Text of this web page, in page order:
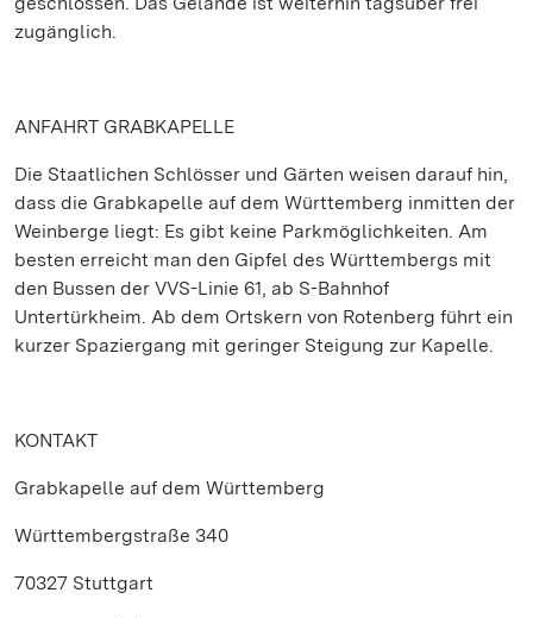
zugänglich.
ANFAHRT GRABKAPELLE
Die Staatlichen Schlösser und Gärten weisen darauf hin,
dass die Grabkapelle auf dem Württemberg inmitten der
Weinberge liegt: Es gibt keine Parkmöglichkeiten. Am
besten erreicht man den Gipfel des Württembergs mit
den Bussen der VVS-Linie 61, ab S-Bahnhof
Untertürkheim. Ab dem Ortskern von Rotenberg führt ein
kurzer Spaziergang mit geringer Steigung zur Kapelle.
KONTAKT
Grabkapelle auf dem Württemberg
Württembergstraße 340
70327 Stuttgart